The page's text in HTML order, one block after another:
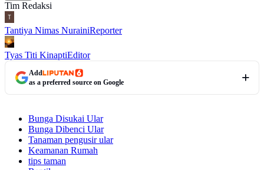
Tim Redaksi
Tantiya Nimas NurainiReporter
Tyas Titi KinaptiEditor
Add
as a preferred source on Google
Bunga Disukai Ular
Bunga Dibenci Ular
Tanaman pengusir ular
Keamanan Rumah
tips taman